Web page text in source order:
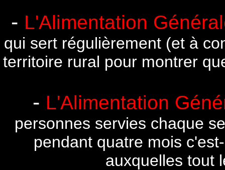
- L'Alimentation
qui sert régulièrement (et à
territoire rural pour montrer
- L'Alimentation
personnes servies chaque
pendant quatre mois
auxquelles tout